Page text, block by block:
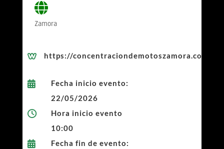
Zamora
 https://concentraciondemotoszamora.com/

Fecha inicio evento:
22/05/2026

Hora inicio evento
10:00

Fecha fin de evento: